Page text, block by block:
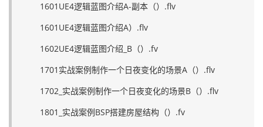
1601UE4逻辑蓝图介绍A-副本（）.flv
1601UE4逻辑蓝图介绍A）.flv
1602UE4逻辑蓝图介绍_B（）.fv
1701实战案例制作一个日夜变化的场景A（）.flv
1702_实战案例制作一个日夜变化的场景B（）.flv
1801_实战案例BSP搭建房屋结构（）.fv